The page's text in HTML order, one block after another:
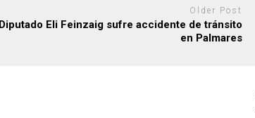
Older Post
Diputado Eli Feinzaig sufre accidente de tránsito
en Palmares